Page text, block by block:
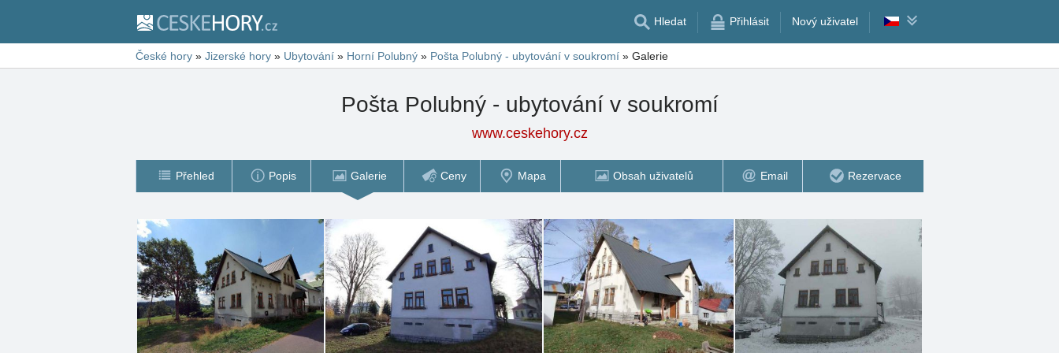
Hledat Přihlásit Nový uživatel
České hory » Jizerské hory » Ubytování » Horní Polubný » Pošta Polubný - ubytování v soukromí » Galerie
Pošta Polubný - ubytování v soukromí
www.ceskehory.cz
Přehled Popis Galerie Ceny Mapa Obsah uživatelů Email Rezervace